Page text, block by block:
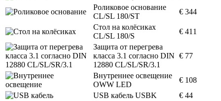
Роликовое основание
CL/SL 180/ST
€ 344
Стол на колёсиках
CL/SL 180/S
€ 411
Защита от перегрева
класса 3.1 согласно DIN
12880 CL/SL/SR/3.1
€ 77
Внутреннее освещение
OWW LED
€ 108
USB кабель USBK
€ 44